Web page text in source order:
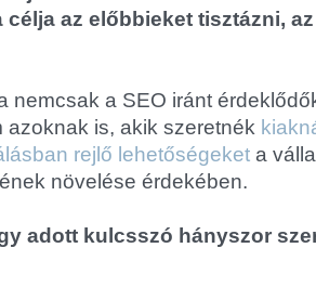
célja az előbbieket tisztázni,
nemcsak a SEO iránt
azoknak is, akik szeretnék
rejlő lehetőségeket a
növelése érdekében.
adott kulcsszó hányszor